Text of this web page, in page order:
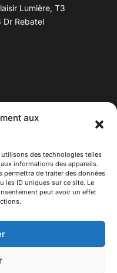
aux
des technologies telles
informations des appareils.
permettra de traiter des données
les ID uniques sur ce site. Le
peut avoir un effet
Lumière, T3
Dr Rebatel